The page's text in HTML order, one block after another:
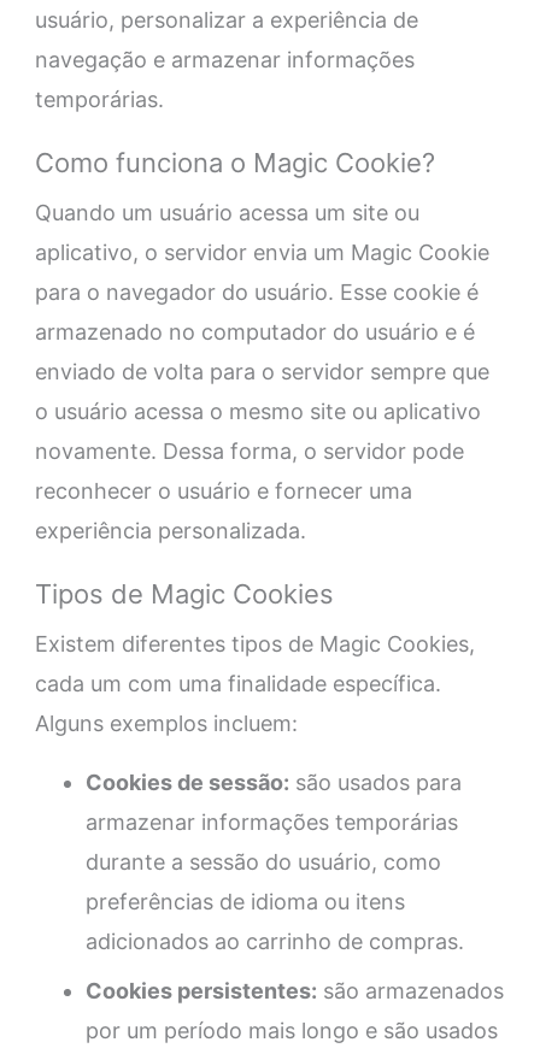
usuário, personalizar a experiência de
navegação e armazenar informações
temporárias.
Como funciona o Magic Cookie?
Quando um usuário acessa um site ou
aplicativo, o servidor envia um Magic Cookie
para o navegador do usuário. Esse cookie é
armazenado no computador do usuário e é
enviado de volta para o servidor sempre que
o usuário acessa o mesmo site ou aplicativo
novamente. Dessa forma, o servidor pode
reconhecer o usuário e fornecer uma
experiência personalizada.
Tipos de Magic Cookies
Existem diferentes tipos de Magic Cookies,
cada um com uma finalidade específica.
Alguns exemplos incluem:
Cookies de sessão: são usados para
armazenar informações temporárias
durante a sessão do usuário, como
preferências de idioma ou itens
adicionados ao carrinho de compras.
Cookies persistentes: são armazenados
por um período mais longo e são usados